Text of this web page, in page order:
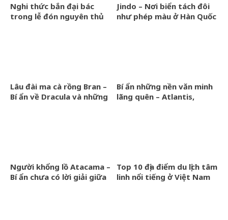
Nghi thức bắn đại bác
trong lễ đón nguyên thủ
Jindo – Nơi biển tách đôi
như phép màu ở Hàn Quốc
Lâu đài ma cà rồng Bran –
Bí ẩn về Dracula và những
Bí ẩn những nền văn minh
lãng quên – Atlantis,
Người khổng lồ Atacama –
Bí ẩn chưa có lời giải giữa
Top 10 địa điểm du lịch tâm
linh nổi tiếng ở Việt Nam